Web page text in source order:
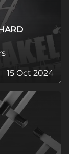
15 Oct 2024